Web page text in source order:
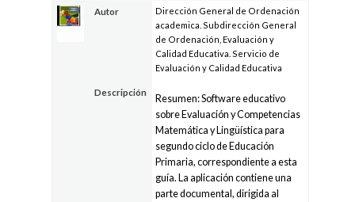
Autor
Dirección General de Ordenación
academica. Subdirección General
de Ordenación, Evaluación y
Calidad Educativa. Servicio de
Evaluación y Calidad Educativa
Descripción
Resumen: Software educativo
sobre Evaluación y Competencias
Matemática y Lingüística para
segundo ciclo de Educación
Primaria, correspondiente a esta
guía. La aplicación contiene una
parte documental, dirigida al